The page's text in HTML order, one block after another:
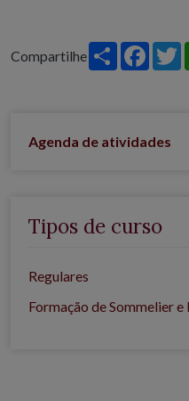
Compartilhe Share
Agenda de atividades
Tipos de curso
Regulares
Formação de Sommelier